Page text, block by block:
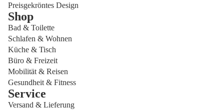
Preisgekröntes Design
Shop
Bad & Toilette
Schlafen & Wohnen
Küche & Tisch
Büro & Freizeit
Mobilität & Reisen
Gesundheit & Fitness
Service
Versand & Lieferung
Datenschutzerklärung